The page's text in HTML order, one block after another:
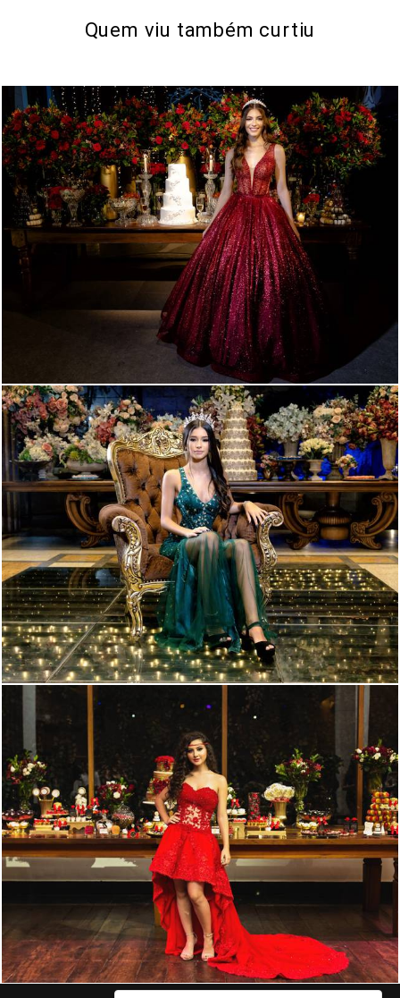
Quem viu também curtiu
1782 48
1748 44
11072 461